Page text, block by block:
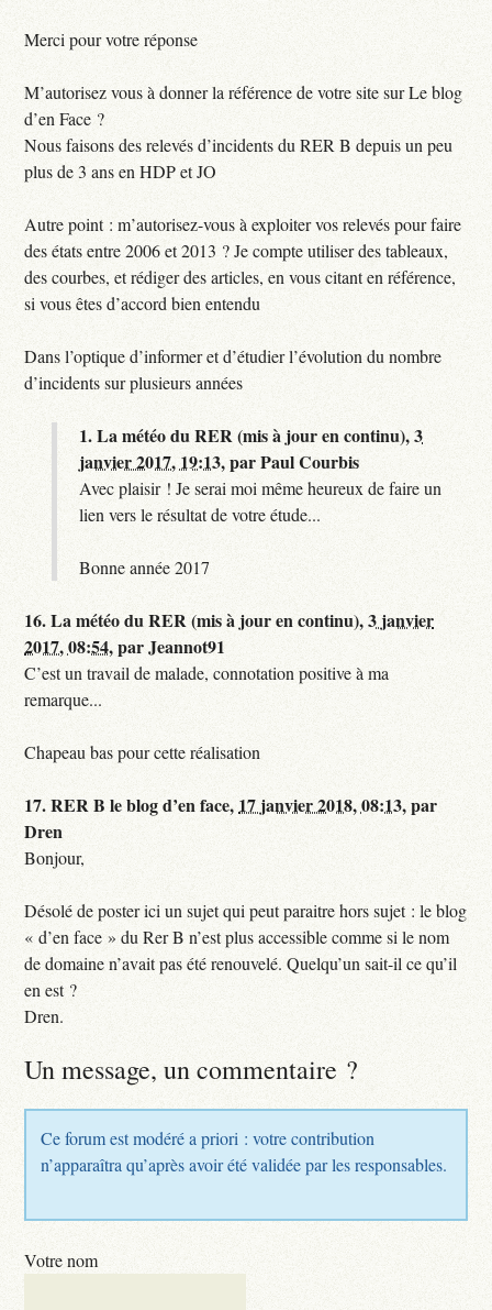
Merci pour votre réponse
M’autorisez vous à donner la référence de votre site sur Le blog
d’en Face ?
Nous faisons des relevés d’incidents du RER B depuis un peu
plus de 3 ans en HDP et JO
Autre point : m’autorisez-vous à exploiter vos relevés pour faire
des états entre 2006 et 2013 ? Je compte utiliser des tableaux,
des courbes, et rédiger des articles, en vous citant en référence,
si vous êtes d’accord bien entendu
Dans l’optique d’informer et d’étudier l’évolution du nombre
d’incidents sur plusieurs années
1.La météo du RER (mis à jour en continu),3
janvier 2017, 19:13,parPaul Courbis
Avec plaisir ! Je serai moi même heureux de faire un
lien vers le résultat de votre étude...
Bonne année 2017
16.La météo du RER (mis à jour en continu),3 janvier
2017, 08:54,parJeannot91
C’est un travail de malade, connotation positive à ma
remarque...
Chapeau bas pour cette réalisation
17.RER B le blog d’en face, 17 janvier 2018, 08:13,par
Dren
Bonjour,
Désolé de poster ici un sujet qui peut paraitre hors sujet : le blog
« d’en face » du Rer B n’est plus accessible comme si le nom
de domaine n’avait pas été renouvelé. Quelqu’un sait-il ce qu’il
en est ?
Dren.
Un message, un commentaire ?
Ce forum est modéré a priori : votre contribution
n’apparaîtra qu’après avoir été validée par les responsables.
Votre nom